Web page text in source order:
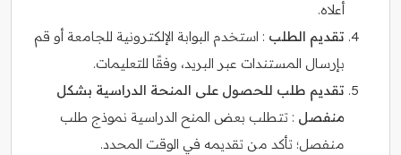
أعلاه.
تقديم الطلب : استخدم البوابة الإلكترونية للجامعة أو قم
بإرسال المستندات عبر البريد، وفقًا للتعليمات.
تقديم طلب للحصول على المنحة الدراسية بشكل
منفصل : تتطلب بعض المنح الدراسية نموذج طلب
منفصل؛ تأكد من تقديمه في الوقت المحدد.